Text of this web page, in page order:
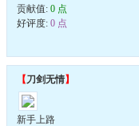
贡献值: 0 点
好评度: 0 点
【刀剑无情】
新手上路